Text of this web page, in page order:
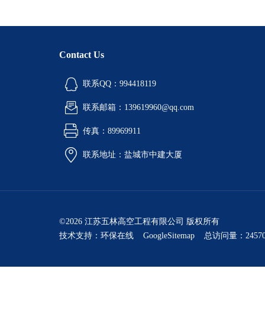
Contact Us
联系QQ：994418119
联系邮箱：139619960@qq.com
传真：89969911
联系地址：盐城市中建大厦
©2026 江苏五林高空工程有限公司 版权所有
技术支持： 环保在线 GoogleSitemap 总访问量：